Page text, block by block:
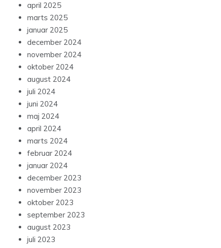
april 2025
marts 2025
januar 2025
december 2024
november 2024
oktober 2024
august 2024
juli 2024
juni 2024
maj 2024
april 2024
marts 2024
februar 2024
januar 2024
december 2023
november 2023
oktober 2023
september 2023
august 2023
juli 2023